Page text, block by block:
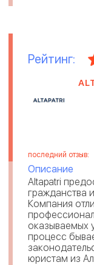
Рейтинг:
последний отзыв:
Описание
Altapatri
гражданства
Компания
оказываемых
процесс
юристам из